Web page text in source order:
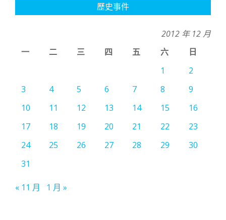
歷史事件
2012 年 12 月
一
二 三 四 五 六
日
1
2
3
4 5 6 7 8
9
10
11 12 13 14 15
16
17
18 19 20 21 22
23
24
25 26 27 28 29
30
31
« 11 月 1 月 »